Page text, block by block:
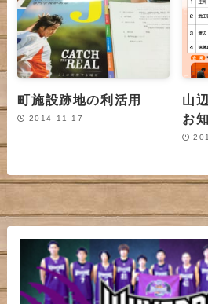
町施設跡地の利活用
2014-11-17
山
お